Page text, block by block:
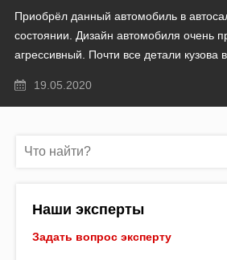
Приобрёл данный автомобиль в
состоянии. Дизайн автомобиля очень
агрессивный. Почти все детали кузова
19.05.2020
Наши эксперты
Задать вопрос эксперту